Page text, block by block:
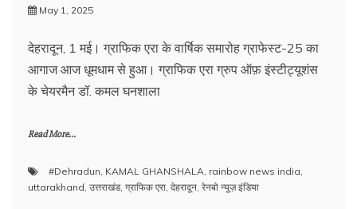
May 1, 2025
देहरादून, 1 मई। ग्राफिक एरा के वार्षिक समारोह ग्राफेस्ट-25 का
आगाज आज धूमधाम से हुआ। ग्राफिक एरा ग्रुप ऑफ़ इंस्टीट्यूशंस
के चेयरमैन डॉ. कमल घनशाला
Read More...
#Dehradun, KAMAL GHANSHALA, rainbow news india,
uttarakhand, उत्तराखंड, ग्राफिक एरा, देहरादून, रेनबो न्यूज़ इंडिया